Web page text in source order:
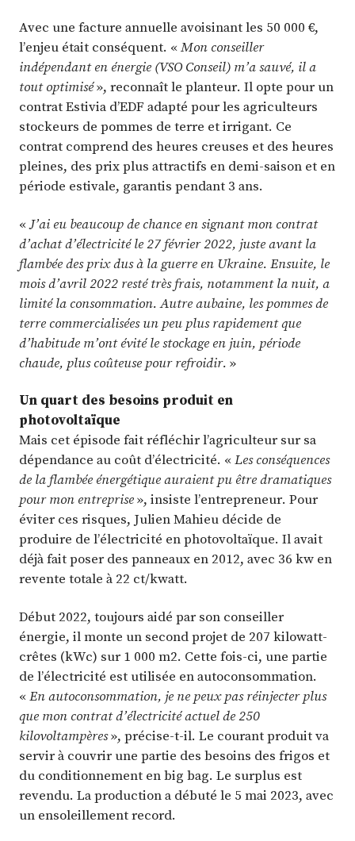
Avec une facture annuelle avoisinant les 50 000 €,
l’enjeu était conséquent. «Mon conseiller
indépendant en énergie (VSO Conseil) m’a sauvé, il a
tout optimisé», reconnaît le planteur. Il opte pour un
contrat Estivia d’EDF adapté pour les agriculteurs
stockeurs de pommes de terre et irrigant. Ce
contrat comprend des heures creuses et des heures
pleines, des prix plus attractifs en demi-saison et en
période estivale, garantis pendant 3 ans.
«J’ai eu beaucoup de chance en signant mon contrat
d’achat d’électricité le 27 février 2022, juste avant la
flambée des prix dus à la guerre en Ukraine. Ensuite, le
mois d’avril 2022 resté très frais, notamment la nuit, a
limité la consommation. Autre aubaine, les pommes de
terre commercialisées un peu plus rapidement que
d’habitude m’ont évité le stockage en juin, période
chaude, plus coûteuse pour refroidir. »
Un quart des besoins produit en
photovoltaïque
Mais cet épisode fait réfléchir l’agriculteur sur sa
dépendance au coût d’électricité. «Les conséquences
de la flambée énergétique auraient pu être dramatiques
pour mon entreprise», insiste l’entrepreneur. Pour
éviter ces risques, Julien Mahieu décide de
produire de l’électricité en photovoltaïque. Il avait
déjà fait poser des panneaux en 2012, avec 36 kw en
revente totale à 22 ct/kwatt.
Début 2022, toujours aidé par son conseiller
énergie, il monte un second projet de 207 kilowatt-
crêtes (kWc) sur 1 000 m2. Cette fois-ci, une partie
de l’électricité est utilisée en autoconsommation.
«En autoconsommation, je ne peux pas réinjecter plus
que mon contrat d’électricité actuel de 250
kilovoltampères», précise-t-il. Le courant produit va
servir à couvrir une partie des besoins des frigos et
du conditionnement en big bag. Le surplus est
revendu. La production a débuté le 5 mai 2023, avec
un ensoleillement record.